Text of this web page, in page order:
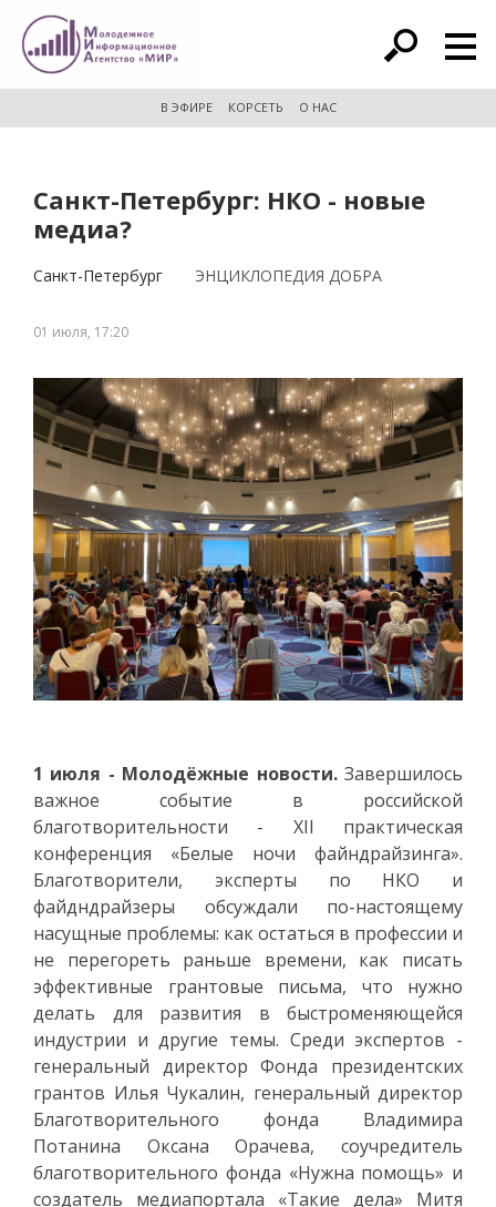
расширенный поиск
В ЭФИРЕ КОРСЕТЬ О НАС
Санкт-Петербург: НКО - новые
медиа?
Санкт-Петербург ЭНЦИКЛОПЕДИЯ ДОБРА
01 июля, 17:20
1 июля - Молодёжные новости.Завершилось
важное событие в российской
благотворительности - XII практическая
конференция «Белые ночи файндрайзинга».
Благотворители, эксперты по НКО и
файдндрайзеры обсуждали по-настоящему
насущные проблемы: как остаться в профессии и
не перегореть раньше времени, как писать
эффективные грантовые письма, что нужно
делать для развития в быстроменяющейся
индустрии и другие темы. Среди экспертов -
генеральный директор Фонда президентских
грантов Илья Чукалин, генеральный директор
Благотворительного фонда Владимира
Потанина Оксана Орачева, соучредитель
благотворительного фонда «Нужна помощь» и
создатель медиапортала «Такие дела» Митя